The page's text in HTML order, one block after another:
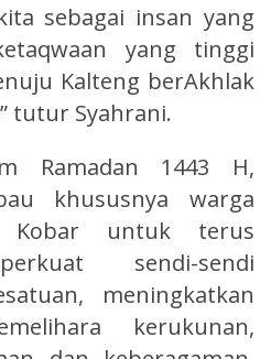
sebagai insan yang
yang tinggi
Kalteng berAkhlak
tutur Syahrani.
Ramadan 1443 H,
khususnya warga
Kobar untuk terus
sendi-sendi
meningkatkan
kerukunan,